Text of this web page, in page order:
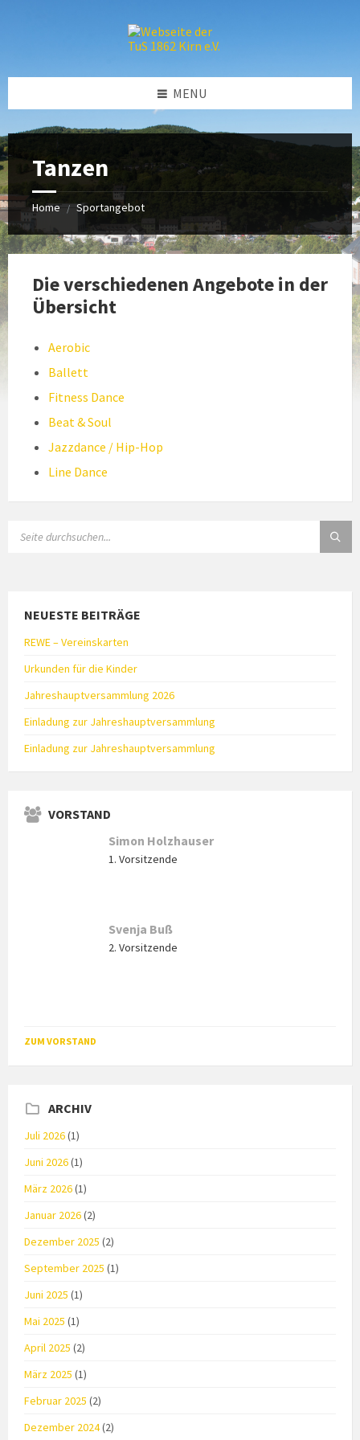
MENU
Tanzen
Home / Sportangebot
Die verschiedenen Angebote in der
Übersicht
Aerobic
Ballett
Fitness Dance
Beat & Soul
Jazzdance / Hip-Hop
Line Dance
NEUESTE BEITRÄGE
REWE – Vereinskarten
Urkunden für die Kinder
Jahreshauptversammlung 2026
Einladung zur Jahreshauptversammlung
Einladung zur Jahreshauptversammlung
VORSTAND
Simon Holzhauser
1. Vorsitzende
Svenja Buß
2. Vorsitzende
ZUM VORSTAND
ARCHIV
Juli 2026(1)
Juni 2026(1)
März 2026(1)
Januar 2026(2)
Dezember 2025 (2)
September 2025 (1)
Juni 2025 (1)
Mai 2025 (1)
April 2025 (2)
März 2025 (1)
Februar 2025 (2)
Dezember 2024(2)